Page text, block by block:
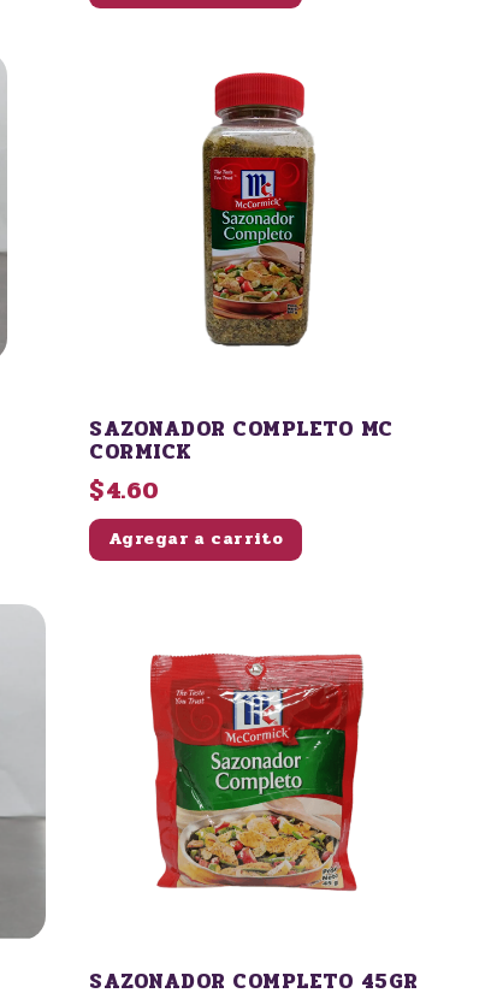
SAZONADOR COMPLETO MC
CORMICK
$4.60
Agregar a carrito
SAZONADOR COMPLETO 45GR